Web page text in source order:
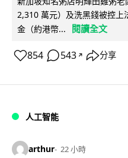
2,310 萬元）及洗黑錢被控
金（約港幣...
閱讀全文
854 543 ↗ 分享
人工智能
arthur 22 小時